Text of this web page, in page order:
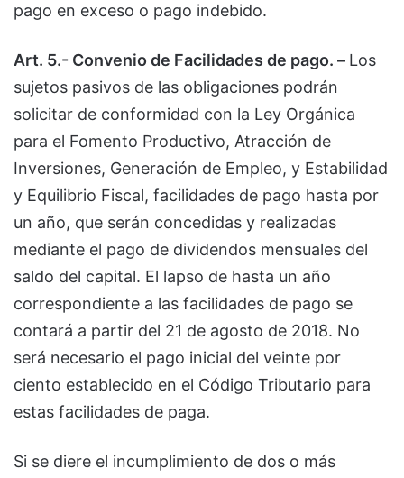
pago en exceso o pago indebido.
Art. 5.- Convenio de Facilidades de pago. – Los
sujetos pasivos de las obligaciones podrán
solicitar de conformidad con la Ley Orgánica
para el Fomento Productivo, Atracción de
Inversiones, Generación de Empleo, y Estabilidad
y Equilibrio Fiscal, facilidades de pago hasta por
un año, que serán concedidas y realizadas
mediante el pago de dividendos mensuales del
saldo del capital. El lapso de hasta un año
correspondiente a las facilidades de pago se
contará a partir del 21 de agosto de 2018. No
será necesario el pago inicial del veinte por
ciento establecido en el Código Tributario para
estas facilidades de paga.
Si se diere el incumplimiento de dos o más